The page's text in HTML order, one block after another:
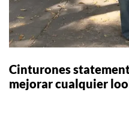
Cinturones
mejorar cualquier